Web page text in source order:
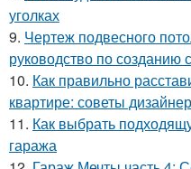
уголках
9. Чертеж подвесного
руководство по созданию
10. Как правильно
квартире: советы
11. Как выбрать
гаража